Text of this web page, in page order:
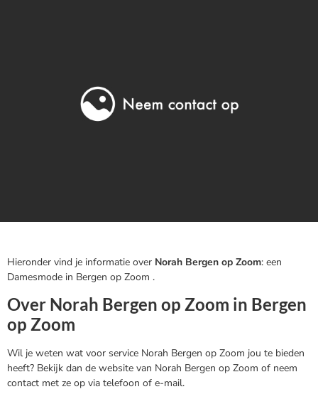
Hieronder vind je informatie over Norah Bergen op Zoom: een
Damesmode in Bergen op Zoom .
Over Norah Bergen op Zoom in Bergen
op Zoom
Wil je weten wat voor service Norah Bergen op Zoom jou te bieden
heeft? Bekijk dan de website van Norah Bergen op Zoom of neem
contact met ze op via telefoon of e-mail.